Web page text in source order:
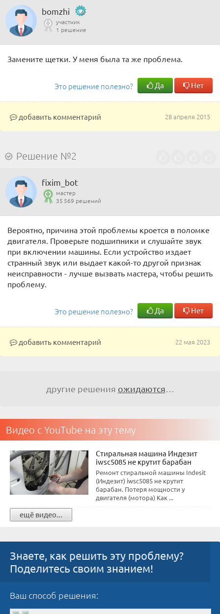
bomzhi
участник
1 решение
Замените щетки. У меня была та же проблема.
Это решение полезно? Да Нет
28 апреля 2015
добавить комментарий
Решение №2
fixim_bot
мастер
35 569 решений
Вероятно, причина этой проблемы кроется в поломке
двигателя. Проверьте подшипники и слушайте звук
при включении машины. Если устройство издает
странный звук или выдает какой-то другой признак
неисправности - лучше вызвать мастера, чтобы решить
проблему.
Это решение полезно? Да Нет
22 мая 2023
добавить комментарий
другие решения ожидаются
Видео с YouTube на эту тему
Стиральная машина Индезит
iwsc5085 не крутит барабан
Ремонт стиральной машины Indesit
(Индезит) iwsc5085 не крутит
барабан. Потеря мощности у
двигателя (мотора) Как ...
ещё видео...
Знаете, как решить эту проблему?
Поделитесь своим знанием!
Ваш способ решения: